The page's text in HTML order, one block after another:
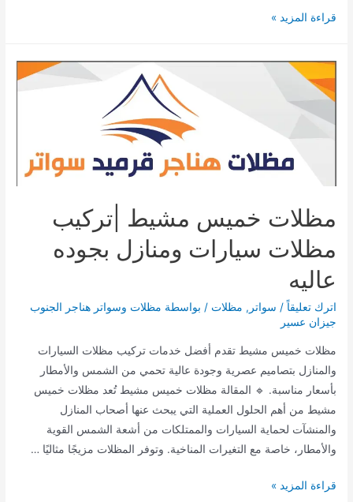
مظلات
جيزان
–
أفضل
قراءة المزيد »
مظلات خميس مشيط |تركيب
مظلات سيارات ومنازل بجوده
عاليه
اترك تعليقاً / سواتر , مظلات / بواسطة مظلات وسواتر هناجر الجنوب
جيزان عسير
مظلات خميس مشيط تقدم أفضل خدمات تركيب مظلات السيارات
والمنازل بتصاميم عصرية وجودة عالية تحمي من الشمس والأمطار
بأسعار مناسبة. 🔹 المقالة مظلات خميس مشيط تُعد مظلات خميس
مشيط من أهم الحلول العملية التي يبحث عنها أصحاب المنازل
والمنشآت لحماية السيارات والممتلكات من أشعة الشمس القوية
والأمطار، خاصة مع التغيرات المناخية. وتوفر المظلات مزيجًا مثاليًا …
مظلات
قراءة المزيد »